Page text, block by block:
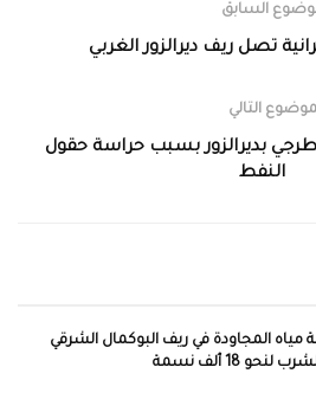
السابق
تصل ريف ديرالزور الغربي
التالي
بديرالزور بسبب حراسة حقول
النفط
المجاودة في ريف البوكمال الشرقي
18 ألف نسمة